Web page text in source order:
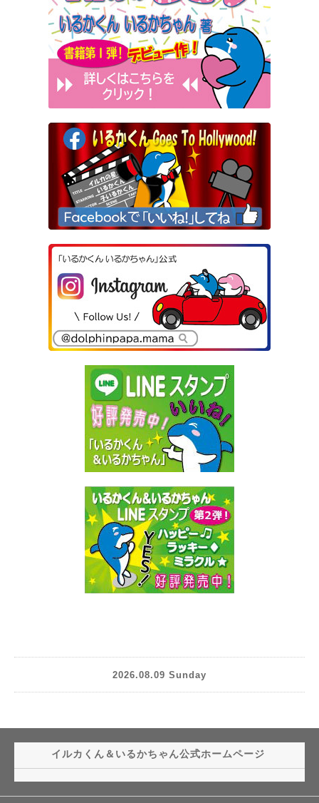
2026.08.09 Sunday
イルカくん＆いるかちゃん公式ホームページ